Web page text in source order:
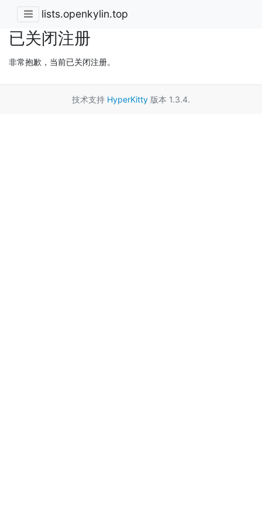
lists.openkylin.top
已关闭注册
非常抱歉，当前已关闭注册。
技术支持 HyperKitty 版本 1.3.4.